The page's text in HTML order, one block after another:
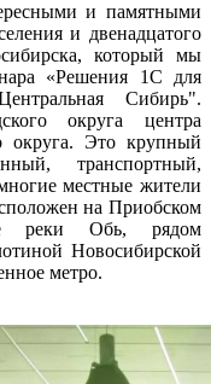
и памятными
и двенадцатого
который мы
«Решения 1С для
Сибирь".
округа центра
округа. Это крупный
транспортный,
местные жители
на Приобском
реки Обь, рядом
Новосибирской
метро.